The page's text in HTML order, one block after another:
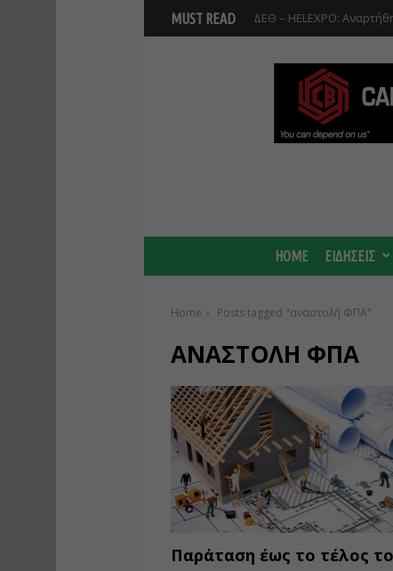
MUST READ ΔΕΘ – HELEXPO:
HOME ΕΙΔΗΣΕΙΣ
Home Posts tagged "αναστολή ΦΠΑ"
ΑΝΑΣΤΟΛΉ ΦΠΑ
Παράταση έως το τέλος